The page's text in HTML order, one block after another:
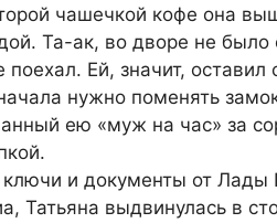
чашечкой кофе она
Та-ак, во дворе не
поехал. Ей, значит,
нужно поменять
ею «муж на час» за
ключи и документы от Лады
Татьяна выдвинулась в